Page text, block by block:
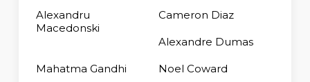
Alexandru
Macedonski
Cameron Diaz
Alexandre Dumas
Mahatma Gandhi Noel Coward